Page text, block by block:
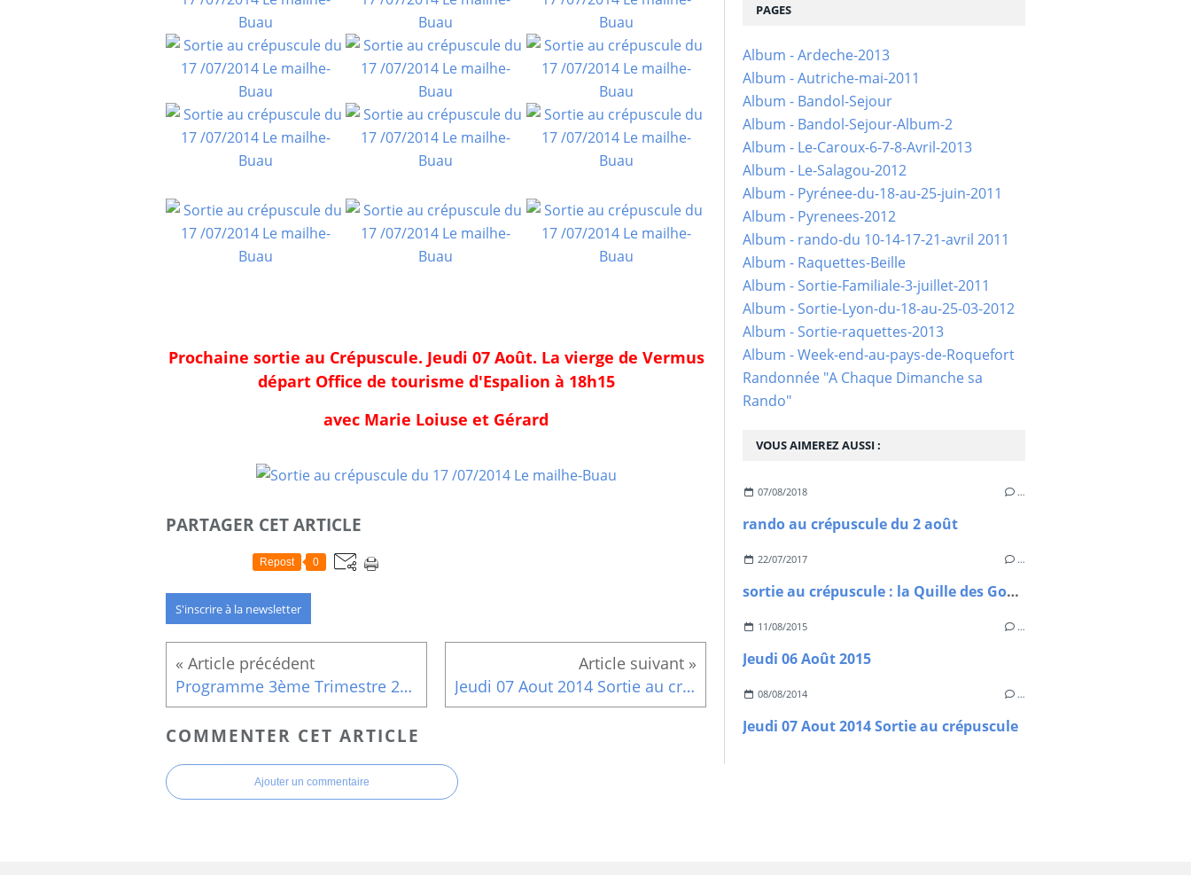
Prochaine sortie au Crépuscule. Jeudi 07 Août. La vierge de Vermus
départ Office de tourisme d'Espalion à 18h15
avec Marie Loiuse et Gérard
PARTAGER CET ARTICLE
Repost 0
S'inscrire à la newsletter
Programme 3ème Trimestre 2014 Jeudi 07 Aout 2014 Sortie au crépuscule
COMMENTER CET ARTICLE
Ajouter un commentaire
VOUS AIMEREZ AUSSI :
07/08/2018 …
rando au crépuscule du 2 août
22/07/2017 …
sortie au crépuscule : la Quille des Goutals
11/08/2015 …
Jeudi 06 Août 2015
08/08/2014 …
Jeudi 07 Aout 2014 Sortie au crépuscule
PAGES
Album - Ardeche-2013
Album - Autriche-mai-2011
Album - Bandol-Sejour
Album - Bandol-Sejour-Album-2
Album - Le-Caroux-6-7-8-Avril-2013
Album - Le-Salagou-2012
Album - Pyrénee-du-18-au-25-juin-2011
Album - Pyrenees-2012
Album - rando-du 10-14-17-21-avril 2011
Album - Raquettes-Beille
Album - Sortie-Familiale-3-juillet-2011
Album - Sortie-Lyon-du-18-au-25-03-2012
Album - Sortie-raquettes-2013
Album - Week-end-au-pays-de-Roquefort
Randonnée "A Chaque Dimanche sa
Rando"